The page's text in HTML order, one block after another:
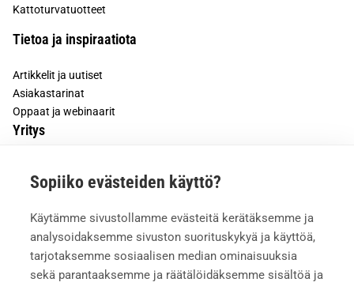
Sopiiko evästeiden käyttö?
Käytämme sivustollamme evästeitä kerätäksemme ja
analysoidaksemme sivuston suorituskykyä ja käyttöä,
tarjotaksemme sosiaalisen median ominaisuuksia
sekä parantaaksemme ja räätälöidäksemme sisältöä ja
Kattoturvatuotteet
Tietoa ja inspiraatiota
Artikkelit ja uutiset
Asiakastarinat
Oppaat ja webinaarit
Yritys
Asiakkaiden kokemuksia
Yhteystiedot
Mediapankki